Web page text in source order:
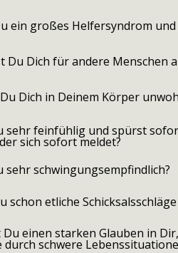
ein großes Helfersyndrom
Du Dich für andere Menschen
Dich in Deinem Körper
sehr feinfühlig und spürst
sich sofort meldet?
sehr schwingungsempfindlich?
schon etliche
einen starken Glauben in
durch schwere